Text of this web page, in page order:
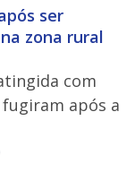
ser
zona rural
com
após a